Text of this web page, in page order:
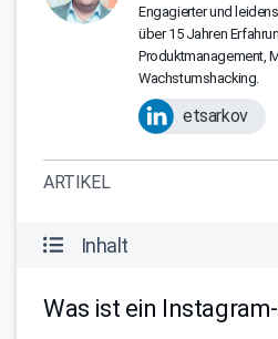
Engagierter und
über 15 Jahren
Produktmanagement,
Wachstumshacking.
etsarkov
ARTIKEL
Inhalt
Was ist ein